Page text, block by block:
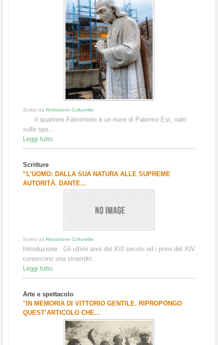
Scritto da Redazione Culturelite
Il quartiere Falsomiele è un rione di Palermo Est, nato
sulla spo...
Leggi tutto
Scritture
“L’UOMO: DALLA SUA NATURA ALLE SUPREME
AUTORITÀ. DANTE...
Scritto da Redazione Culturelite
Introduzione Gli ultimi anni del XIII secolo ed i primi del XIV
conoscono una straordin...
Leggi tutto
Arte e spettacolo
"IN MEMORIA DI VITTORIO GENTILE. RIPROPONGO
QUEST’ARTICOLO CHE...